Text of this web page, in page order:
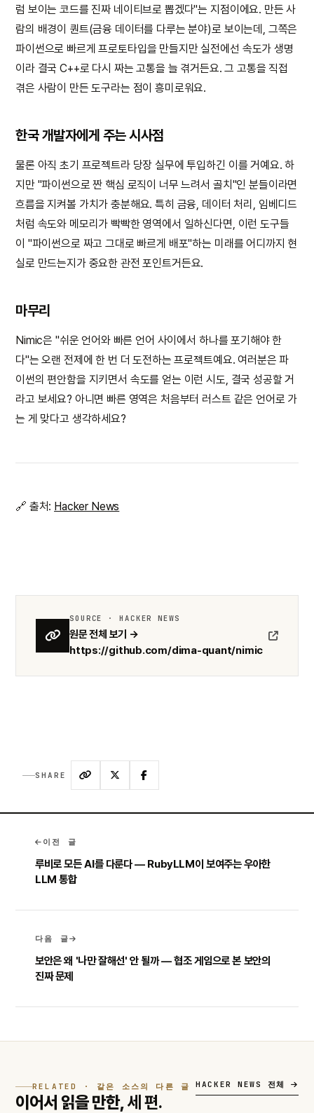
럼 보이는 코드를 진짜 네이티브로 뽑겠다"는 지점이에요. 만든 사
람의 배경이 퀀트(금융 데이터를 다루는 분야)로 보이는데, 그쪽은
파이썬으로 빠르게 프로토타입을 만들지만 실전에선 속도가 생명
이라 결국 C++로 다시 짜는 고통을 늘 겪거든요. 그 고통을 직접
겪은 사람이 만든 도구라는 점이 흥미로워요.
한국 개발자에게 주는 시사점
물론 아직 초기 프로젝트라 당장 실무에 투입하긴 이를 거예요. 하
지만 "파이썬으로 짠 핵심 로직이 너무 느려서 골치"인 분들이라면
흐름을 지켜볼 가치가 충분해요. 특히 금융, 데이터 처리, 임베디드
처럼 속도와 메모리가 빡빡한 영역에서 일하신다면, 이런 도구들
이 "파이썬으로 짜고 그대로 빠르게 배포"하는 미래를 어디까지 현
실로 만드는지가 중요한 관전 포인트거든요.
마무리
Nimic은 "쉬운 언어와 빠른 언어 사이에서 하나를 포기해야 한
다"는 오랜 전제에 한 번 더 도전하는 프로젝트예요. 여러분은 파
이썬의 편안함을 지키면서 속도를 얻는 이런 시도, 결국 성공할 거
라고 보세요? 아니면 빠른 영역은 처음부터 러스트 같은 언어로 가
는 게 맞다고 생각하세요?
🔗 출처: Hacker News
SOURCE · HACKER NEWS
원문 전체 보기 →
https://github.com/dima-quant/nimic
SHARE
이전 글
루비로 모든 AI를 다룬다 — RubyLLM이 보여주는 우아한
LLM 통합
다음 글
보안은 왜 '나만 잘해선' 안 될까 — 협조 게임으로 본 보안의
진짜 문제
RELATED · 같은 소스의 다른 글
이어서 읽을 만한,세 편.
HACKER NEWS 전체